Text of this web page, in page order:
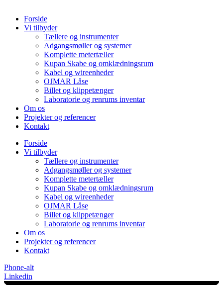
Forside
Vi tilbyder
Tællere og instrumenter
Adgangsmøller og systemer
Komplette metertæller
Kupan Skabe og omklædningsrum
Kabel og wireenheder
OJMAR Låse
Billet og klippetænger
Laboratorie og renrums inventar
Om os
Projekter og referencer
Kontakt
Forside
Vi tilbyder
Tællere og instrumenter
Adgangsmøller og systemer
Komplette metertæller
Kupan Skabe og omklædningsrum
Kabel og wireenheder
OJMAR Låse
Billet og klippetænger
Laboratorie og renrums inventar
Om os
Projekter og referencer
Kontakt
Phone-alt
Linkedin